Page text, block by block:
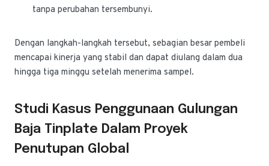
tanpa perubahan tersembunyi.
Dengan langkah-langkah tersebut, sebagian besar pembeli
mencapai kinerja yang stabil dan dapat diulang dalam dua
hingga tiga minggu setelah menerima sampel.
Studi Kasus Penggunaan Gulungan
Baja Tinplate Dalam Proyek
Penutupan Global